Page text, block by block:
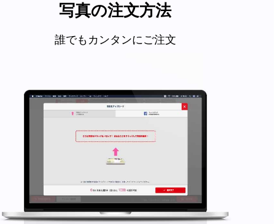
写真の注文方法
誰でもカンタンにご注文